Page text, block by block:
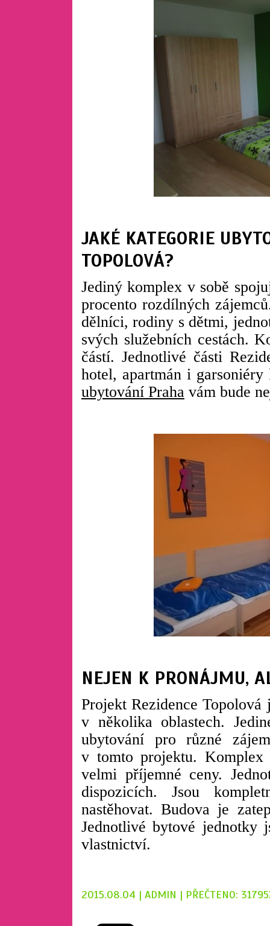
JAKÉ KATEGORIE
TOPOLOVÁ?
Jediný komplex v sobě
procento rozdílných
dělníci, rodiny s dětmi,
svých služebních cestách.
částí. Jednotlivé části
hotel, apartmán i
ubytování Praha vám bude
NEJEN K PRONÁJMU,
Projekt Rezidence
v několika oblastech.
ubytování pro různé
v tomto projektu.
velmi příjemné ceny.
dispozicích. Jsou
nastěhovat. Budova je
Jednotlivé bytové jednotky
vlastnictví.
2015.08.04 | ADMIN | PŘEČTENO: